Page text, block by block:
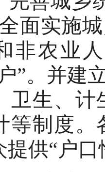
面实施
非农业
”。并建
卫生、
等制度
提供“户